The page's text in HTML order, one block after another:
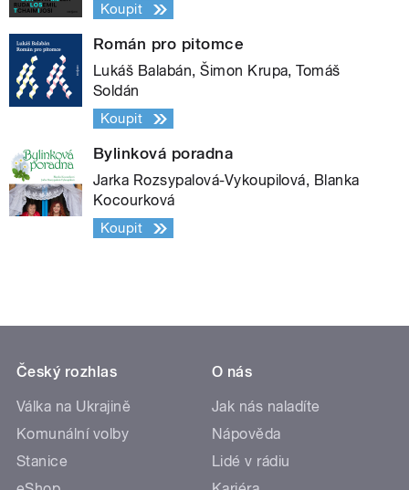
Koupit
Román pro pitomce
Lukáš Balabán, Šimon Krupa, Tomáš
Soldán
Koupit
Bylinková poradna
Jarka Rozsypalová-Vykoupilová, Blanka
Kocourková
Koupit
Český rozhlas
Válka na Ukrajině
Komunální volby
Stanice
O nás
Jak nás naladíte
Nápověda
Lidé v rádiu